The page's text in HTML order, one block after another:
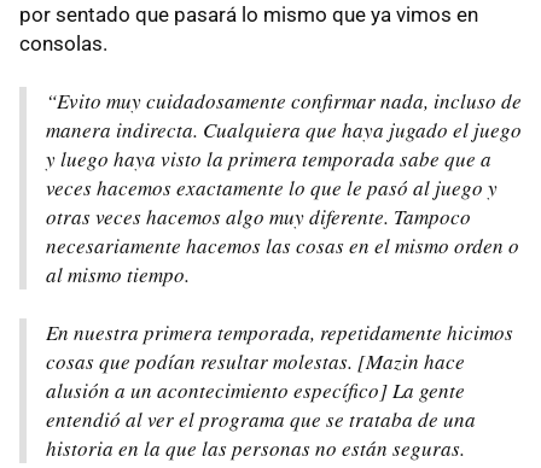
por sentado que pasará lo mismo que ya vimos en
consolas.
“Evito muy cuidadosamente confirmar nada, incluso de
manera indirecta. Cualquiera que haya jugado el juego
y luego haya visto la primera temporada sabe que a
veces hacemos exactamente lo que le pasó al juego y
otras veces hacemos algo muy diferente. Tampoco
necesariamente hacemos las cosas en el mismo orden o
al mismo tiempo.
En nuestra primera temporada, repetidamente hicimos
cosas que podían resultar molestas. [Mazin hace
alusión a un acontecimiento específico] La gente
entendió al ver el programa que se trataba de una
historia en la que las personas no están seguras.